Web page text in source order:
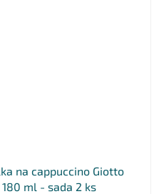
na cappuccino Giotto
ml - sada 2 ks